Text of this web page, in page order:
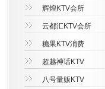
辉煌KTV会所
云都汇KTV会所
糖果KTV消费
超越神话KTV
八号量贩KTV